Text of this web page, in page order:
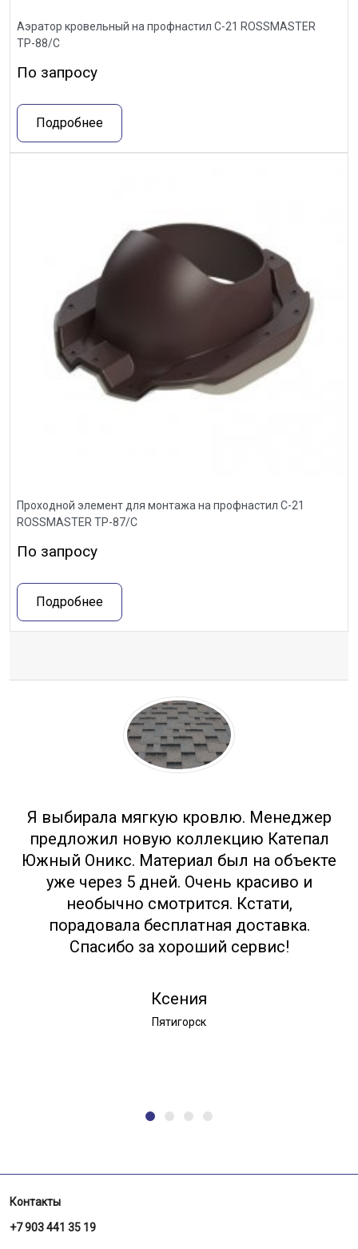
Аэратор кровельный на профнастил С-21 ROSSMASTER
ТР-88/С
По запросу
Подробнее
Проходной элемент для монтажа на профнастил С-21
ROSSMASTER ТР-87/С
По запросу
Подробнее
Я выбирала мягкую кровлю. Менеджер
предложил новую коллекцию Катепал
Южный Оникс. Материал был на объекте
уже через 5 дней. Очень красиво и
необычно смотрится. Кстати,
порадовала бесплатная доставка.
Спасибо за хороший сервис!
Ксения
Пятигорск
Контакты
+7 903 441 35 19